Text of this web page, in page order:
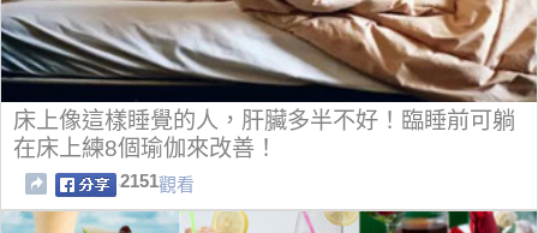
床上像這樣睡覺的人，肝臟多半不好！臨睡前可躺
在床上練8個瑜伽來改善！
2151觀看